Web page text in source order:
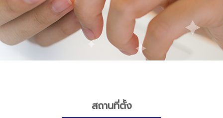
สถานที่ตั้ง